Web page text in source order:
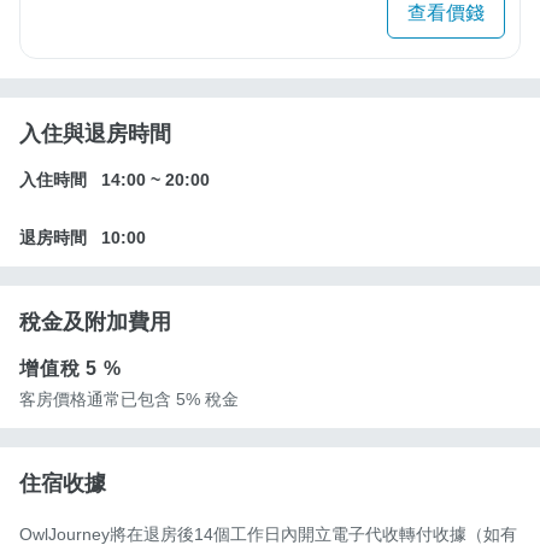
查看價錢
入住與退房時間
入住時間 14:00 ~ 20:00
退房時間 10:00
稅金及附加費用
增值稅5 %
客房價格通常已包含 5% 稅金
住宿收據
OwlJourney將在退房後14個工作日內開立電子代收轉付收據（如有